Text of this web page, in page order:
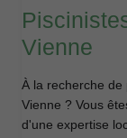
Vienne
À la recherche de
Vienne ? Vous
d'une expertise